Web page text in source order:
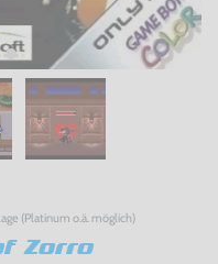
(Platinum o.ä. möglich)
Zorro